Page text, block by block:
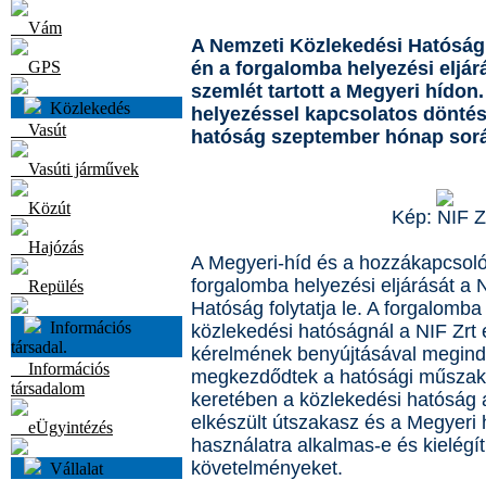
Vám
GPS
Közlekedés
Vasút
Vasúti járművek
Közút
Hajózás
Repülés
Információs
társadal.
Információs
társadalom
eÜgyintézés
Vállalat
A Nemzeti Közlekedési
én a forgalomba helyezési
szemlét tartott a Megyeri
helyezéssel kapcsolatos
hatóság szeptember hónap
Kép: NIF
A Megyeri-híd és a
forgalomba helyezési eljárását a
Hatóság folytatja le. A
közlekedési hatóságnál a NIF Zrt
kérelmének benyújtásával
megkezdődtek a hatósági
keretében a közlekedési hatóság
elkészült útszakasz és a Megyeri
használatra alkalmas-e és
követelményeket.